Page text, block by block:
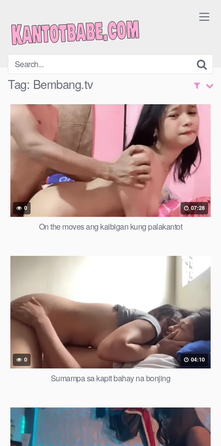
content
Tag: Bembang.tv
0 07:28
On the moves ang kaibigan kung palakantot
0 04:10
Sumampa sa kapit bahay na bonjing